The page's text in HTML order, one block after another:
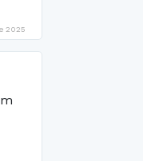
2025